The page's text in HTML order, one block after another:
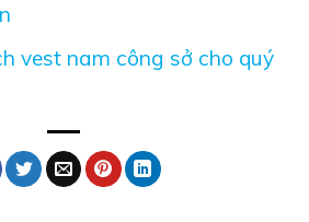
vest nam công sở cho quý